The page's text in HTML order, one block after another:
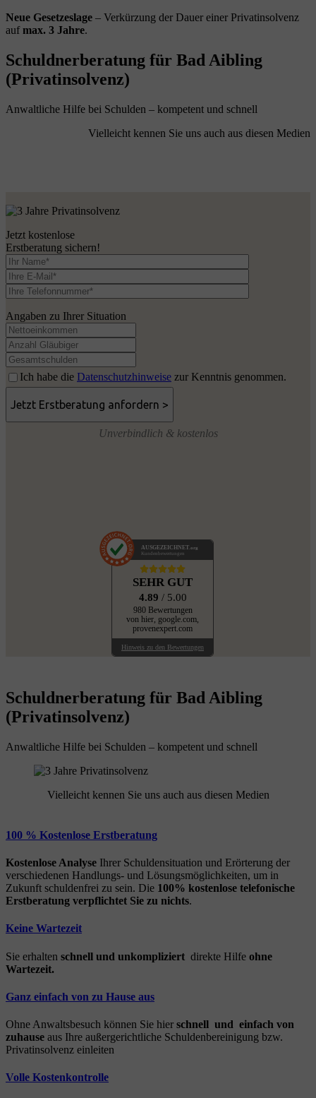
Neue Gesetzeslage – Verkürzung der Dauer einer Privatinsolvenz
aufmax. 3 Jahre.
Schuldnerberatung für Bad Aibling
(Privatinsolvenz)
Anwaltliche Hilfe bei Schulden – kompetent und schnell
Vielleicht kennen Sie uns auch aus diesen Medien
Jetzt kostenlose
Erstberatung sichern!
Angaben zu Ihrer Situation
Ich habe die Datenschutzhinweise zur Kenntnis genommen.
Unverbindlich & kostenlos
AUSGEZEICHNET .org
Kundenbewertungen
SEHR GUT
4.89 / 5.00
980 Bewertungen
von hier, google.com,
provenexpert.com
Hinweis zu den Bewertungen
Schuldnerberatung für Bad Aibling
(Privatinsolvenz)
Anwaltliche Hilfe bei Schulden – kompetent und schnell
Vielleicht kennen Sie uns auch aus diesen Medien
100 % Kostenlose Erstberatung
Kostenlose Analyse Ihrer Schuldensituation und Erörterung der
verschiedenen Handlungs- und Lösungsmöglichkeiten, um in
Zukunft schuldenfrei zu sein. Die 100% kostenlose telefonische
Erstberatung verpflichtet Sie zu nichts.
Keine Wartezeit
Sie erhalten schnell und unkompliziert direkte Hilfe ohne
Wartezeit.
Ganz einfach von zu Hause aus
Ohne Anwaltsbesuch können Sie hier schnell und einfach von
zuhause aus Ihre außergerichtliche Schuldenbereinigung bzw.
Privatinsolvenz einleiten
Volle Kostenkontrolle